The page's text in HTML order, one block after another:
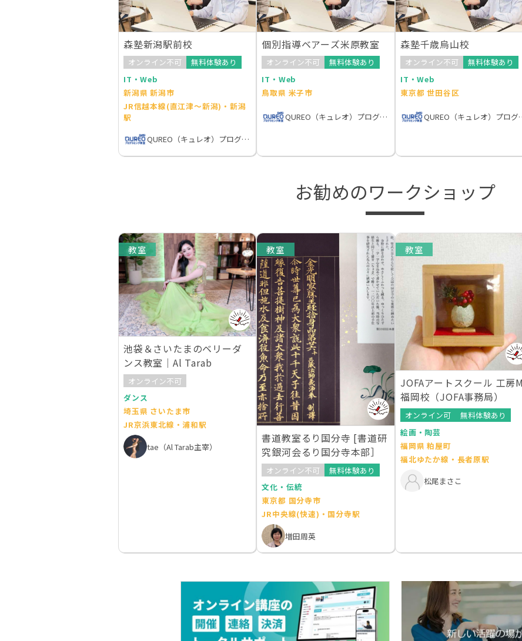
森塾新潟駅前校
オンライン不可
無料体験あり
IT・Web
新潟県 新潟市
JR信越本線(直江津～新潟)・新潟
駅
QUREO（キュレオ）プログラミング教室
個別指導ベアーズ米原教室
オンライン不可
無料体験あり
IT・Web
鳥取県 米子市
QUREO（キュレオ）プログラミング教室
森塾千歳烏山校
オンライン不可
無料体験あり
IT・Web
東京都 世田谷区
QUREO（
お勧めのワークショップ
教室
池袋＆さいたまのベリーダ
ンス教室｜Al Tarab
オンライン不可
ダンス
埼玉県 さいたま市
JR京浜東北線・浦和駅
tae（Al Tarab主宰）
教室
書道教室るり国分寺 [書道研
究銀河会るり国分寺本部］
オンライン不可
無料体験あり
文化・伝統
東京都 国分寺市
JR中央線(快速)・国分寺駅
増田周英
教室
JOFAアートスクール 工房M
福岡校（JOFA事務局）
オンライン可
無料体験あり
絵画・陶芸
福岡県 粕屋町
福北ゆたか線・長者原駅
松尾まさこ